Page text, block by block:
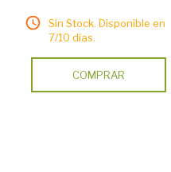
Sin Stock. Disponible en
7/10 días.
COMPRAR